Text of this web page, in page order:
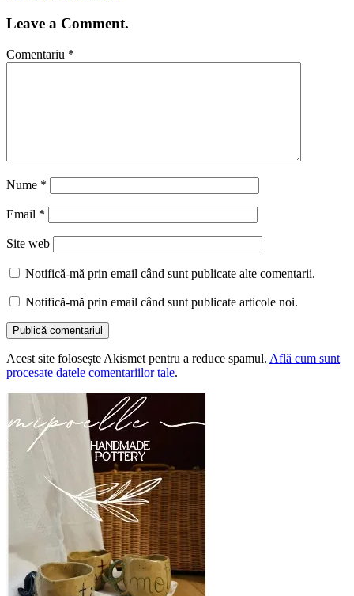
Leave a Comment.
Comentariu *
Nume *
Email *
Site web
Notifică-mă prin email când sunt publicate alte comentarii.
Notifică-mă prin email când sunt publicate articole noi.
Acest site folosește Akismet pentru a reduce spamul. Află cum sunt
procesate datele comentariilor tale.